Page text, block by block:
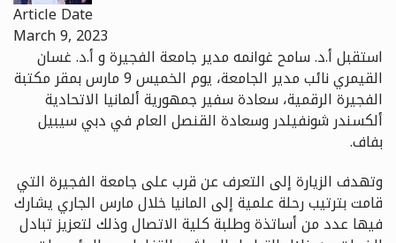
Article Date
March 9, 2023
استقبل أ.د. سامح غوانمه مدير جامعة الفجيرة و أ.د. غسان
القيمري نائب مدير الجامعة، يوم الخميس 9 مارس بمقر مكتبة
الفجيرة الرقمية، سعادة سفير جمهورية ألمانيا الاتحادية
ألكسندر شونفيلدر وسعادة القنصل العام في دبي سيبيل
بفاف.
وتهدف الزيارة إلى التعرف عن قرب على جامعة الفجيرة التي
قامت بترتيب رحلة علمية إلى المانيا خلال مارس الجاري يشارك
فيها عدد من أساتذة وطلبة كلية الاتصال وذلك لتعزيز تبادل